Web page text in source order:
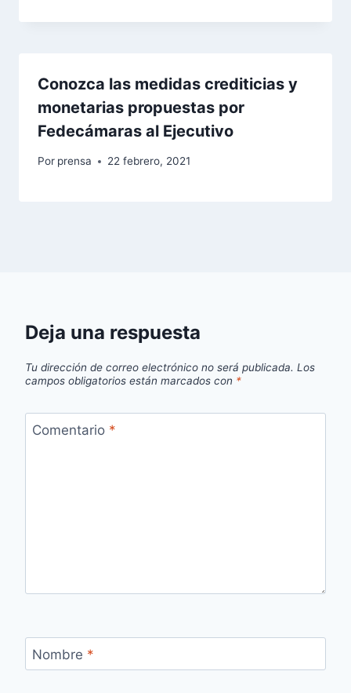
Conozca las medidas crediticias y
monetarias propuestas por
Fedecámaras al Ejecutivo
Por prensa 22 febrero, 2021
Deja una respuesta
Tu dirección de correo electrónico no será publicada. Los
campos obligatorios están marcados con *
Comentario *
Nombre *